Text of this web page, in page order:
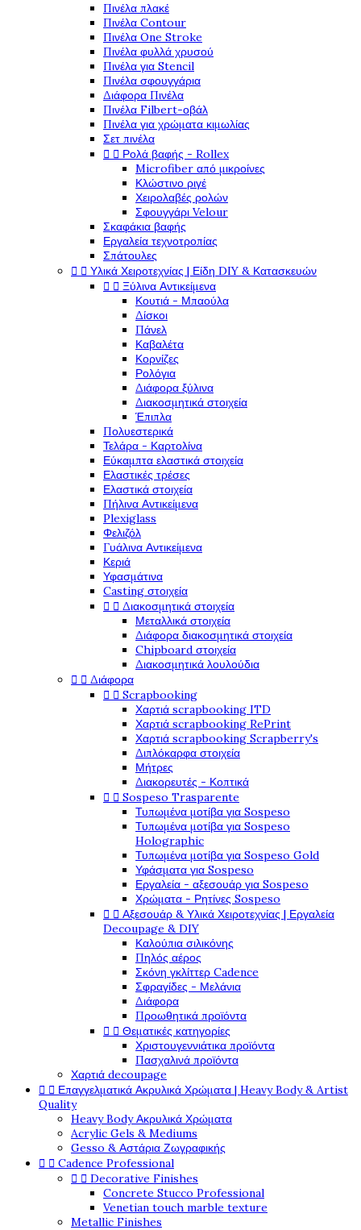
Πινέλα πλακέ
Πινέλα Contour
Πινέλα One Stroke
Πινέλα φυλλά χρυσού
Πινέλα για Stencil
Πινέλα σφουγγάρια
Διάφορα Πινέλα
Πινέλα Filbert-οβάλ
Πινέλα για χρώματα κιμωλίας
Σετ πινέλα
  Ρολά βαφής - Rollex
Microfiber από μικροίνες
Κλώστινο ριγέ
Χειρολαβές ρολών
Σφουγγάρι Velour
Σκαφάκια βαφής
Εργαλεία τεχνοτροπίας
Σπάτουλες
  Υλικά Χειροτεχνίας | Είδη DIY & Κατασκευών
  Ξύλινα Αντικείμενα
Κουτιά - Μπαούλα
Δίσκοι
Πάνελ
Καβαλέτα
Κορνίζες
Ρολόγια
Διάφορα ξύλινα
Διακοσμητικά στοιχεία
Έπιπλα
Πολυεστερικά
Τελάρα - Καρτολίνα
Εύκαμπτα ελαστικά στοιχεία
Ελαστικές τρέσες
Ελαστικά στοιχεία
Πήλινα Αντικείμενα
Plexiglass
Φελιζόλ
Γυάλινα Αντικείμενα
Κεριά
Υφασμάτινα
Casting στοιχεία
  Διακοσμητικά στοιχεία
Μεταλλικά στοιχεία
Διάφορα διακοσμητικά στοιχεία
Chipboard στοιχεία
Διακοσμητικά λουλούδια
  Διάφορα
  Scrapbooking
Χαρτιά scrapbooking ITD
Χαρτιά scrapbooking RePrint
Χαρτιά scrapbooking Scrapberry's
Διπλόκαρφα στοιχεία
Μήτρες
Διακορευτές - Κοπτικά
  Sospeso Trasparente
Τυπωμένα μοτίβα για Sospeso
Τυπωμένα μοτίβα για Sospeso
Holographic
Τυπωμένα μοτίβα για Sospeso Gold
Υφάσματα για Sospeso
Εργαλεία - αξεσουάρ για Sospeso
Χρώματα - Ρητίνες Sospeso
  Αξεσουάρ & Υλικά Χειροτεχνίας | Εργαλεία
Decoupage & DIY
Καλούπια σιλικόνης
Πηλός αέρος
Σκόνη γκλίττερ Cadence
Σφραγίδες - Μελάνια
Διάφορα
Προωθητικά προϊόντα
  Θεματικές κατηγορίες
Χριστουγεννιάτικα προϊόντα
Πασχαλινά προϊόντα
Χαρτιά decoupage
  Επαγγελματικά Ακρυλικά Χρώματα | Heavy Body & Artist
Quality
Heavy Body Ακρυλικά Χρώματα
Acrylic Gels & Mediums
Gesso & Αστάρια Ζωγραφικής
  Cadence Professional
  Decorative Finishes
Concrete Stucco Professional
Venetian touch marble texture
Metallic Finishes